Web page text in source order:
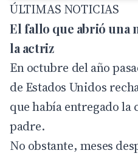
ÚLTIMAS NOTICIAS
El fallo que abrió una
la actriz
En octubre del año
de Estados Unidos
que había entregado la
padre.
No obstante, meses